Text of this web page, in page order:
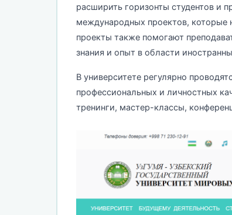
расширить горизонты студентов и
международных проектов, которые
проекты также помогают
знания и опыт в области
В университете регулярно
профессиональных и личностных
тренинги, мастер-классы,